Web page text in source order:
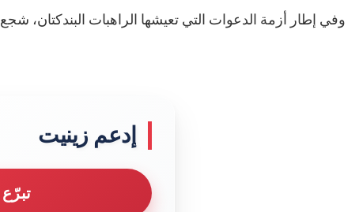
وفي إطار أزمة الدعوات التي تعيشها الراهبات البندكتان،
إدعم زينيت
تبرّع